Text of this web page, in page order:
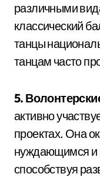
различными
классический
танцы
танцам часто
5.
активно
проектах. Она
нуждающимся и
способствуя